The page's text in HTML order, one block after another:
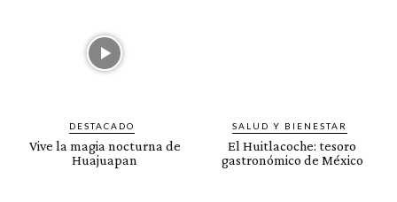
DESTACADO
Vive la magia nocturna de
Huajuapan
SALUD Y BIENESTAR
El Huitlacoche: tesoro
gastronómico de México